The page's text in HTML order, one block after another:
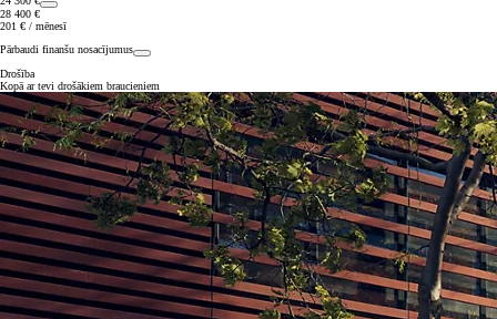
28 400 €
201 € / mēnesī
Pārbaudi finanšu nosacījumus
Drošība
Kopā ar tevi drošākiem braucieniem